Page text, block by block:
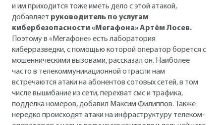
и им приходится тоже иметь дело с этой атакой,
добавляет руководитель по услугам
кибербезопасности «Мегафона» Артём Лосев.
Поэтому в «Мегафоне» есть лаборатория
киберразведки, с помощью которой оператор борется с
мошенническими вызовами, рассказал он. Наиболее
часто в телекоммуникационной отрасли нам
встречаются атаки на абонентов сотовых сетей, в том
числе вышибание из сети, перехват смс и трафика,
подделка номеров, добавил Максим Филиппов. Также
нередко происходят атаки на инфраструктуру телеком-